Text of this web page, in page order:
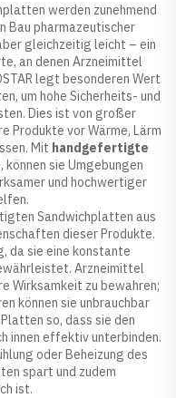
werden zunehmend
Bau pharmazeutischer
gleichzeitig leicht – ein
an denen Arzneimittel
legt besonderen Wert
um hohe Sicherheits- und
Dies ist von großer
Produkte vor Wärme, Lärm
Mit handgefertigte
, können sie Umgebungen
und hochwertiger
Sandwichplatten aus
dieser Produkte.
da sie eine konstante
Arzneimittel
Wirksamkeit zu bewahren;
können sie unbrauchbar
so, dass sie den
innen effektiv unterbinden.
oder Beheizung des
spart und zudem
ist.